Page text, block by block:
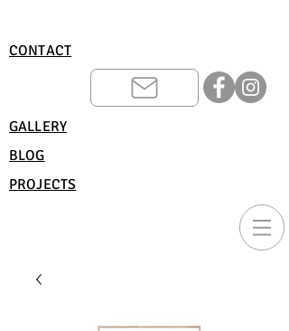
CONTACT
GALLERY
BLOG
PROJECTS